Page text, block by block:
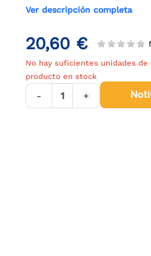
Ver descripción completa
20,60 €
No hay suficientes unidades de
producto en stock
- +